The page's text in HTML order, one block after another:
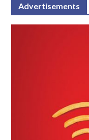
Advertisements